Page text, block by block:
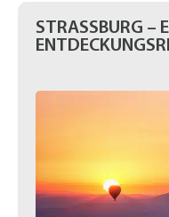
STRASSBURG –